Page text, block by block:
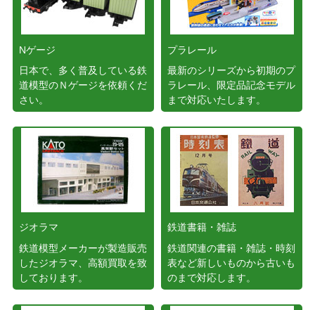
Nゲージ
日本で、多く普及している鉄
道模型のＮゲージを依頼くだ
さい。
プラレール
最新のシリーズから初期のプ
ラレール、限定品記念モデル
まで対応いたします。
ジオラマ
鉄道模型メーカーが製造販売
したジオラマ、高額買取を致
しております。
鉄道書籍・雑誌
鉄道関連の書籍・雑誌・時刻
表など新しいものから古いも
のまで対応します。